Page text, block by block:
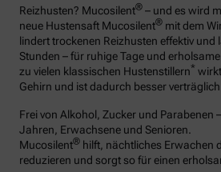
Reizhusten? Mucosilent® – und es wird
neue Hustensaft Mucosilent® mit dem
lindert trockenen Reizhusten effektiv
Stunden – für ruhige Tage und
zu vielen klassischen Hustenstillern*
Gehirn und ist dadurch besser verträglich.
Frei von Alkohol, Zucker und Parabenen
Jahren, Erwachsene und Senioren.
Mucosilent® hilft, nächtliches Erwachen
reduzieren und sorgt so für einen